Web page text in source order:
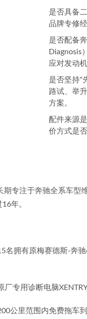
是否具备
品牌专修
是否配备
Diagnosis
应对发动
是否坚持“
路试、举
方案。
配件来源
价方式是
期专注于奔驰全系车
年。
名拥有原梅赛德斯-奔
厂专用诊断电脑
公里范围内免费拖车